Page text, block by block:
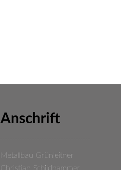
Anschrift
Metallbau Grünleitner
Christian Schildhammer